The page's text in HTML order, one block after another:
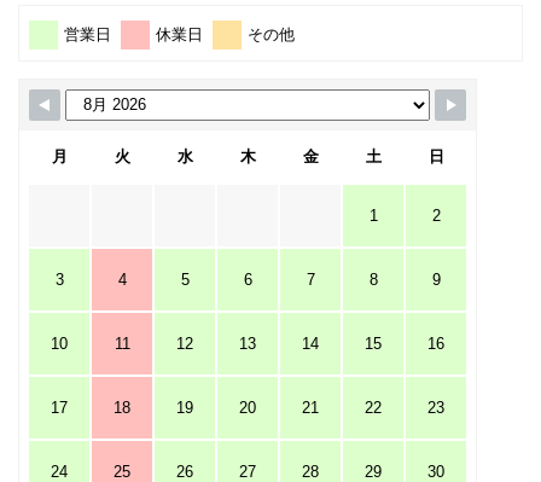
営業日 休業日 その他
月 火 水 木 金 土 日
1 2
3 4 5 6 7 8 9
10 11 12 13 14 15 16
17 18 19 20 21 22 23
24 25 26 27 28 29 30